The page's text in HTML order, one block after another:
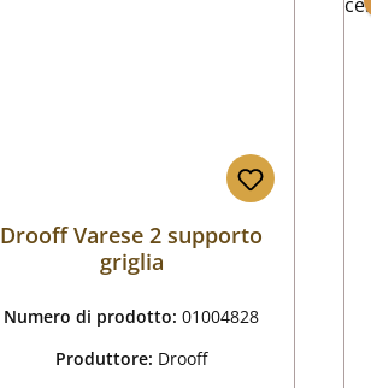
Drooff Varese 2 supporto
griglia
Numero di prodotto:01004828
Produttore: Drooff